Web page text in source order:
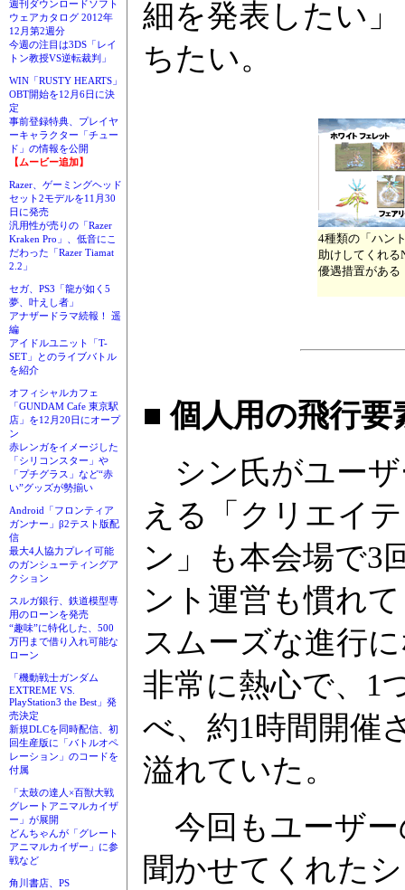
週刊ダウンロードソフト
ウェアカタログ 2012年
12月第2週分
今週の注目は3DS「レイ
トン教授VS逆転裁判」
WIN「RUSTY HEARTS」
OBT開始を12月6日に決
定
事前登録特典、プレイヤ
ーキャラクター「チュー
ド」の情報を公開
【ムービー追加】
Razer、ゲーミングヘッド
セット2モデルを11月30
日に発売
汎用性が売りの「Razer
Kraken Pro」、低音にこ
だわった「Razer Tiamat
2.2」
セガ、PS3「龍が如く5
夢、叶えし者」
アナザードラマ続報！ 遥
編
アイドルユニット「T-
SET」とのライブバトル
を紹介
オフィシャルカフェ
「GUNDAM Cafe 東京駅
店」を12月20日にオープ
ン
赤レンガをイメージした
「シリコンスター」や
「プチグラス」など“赤
い”グッズが勢揃い
Android「フロンティア
ガンナー」β2テスト版配
信
最大4人協力プレイ可能
のガンシューティングア
クション
スルガ銀行、鉄道模型専
用のローンを発売
“趣味”に特化した、500
万円まで借り入れ可能な
ローン
「機動戦士ガンダム
EXTREME VS.
PlayStation3 the Best」発
売決定
新規DLCを同時配信、初
回生産版に「バトルオペ
レーション」のコードを
付属
「太鼓の達人×百獣大戦
グレートアニマルカイザ
ー」が展開
どんちゃんが「グレート
アニマルカイザー」に参
戦など
角川書店、PS
細を発表したい
ちたい。
4種類の「ハン
助けしてくれる
優遇措置がある
■ 個人用の飛行
シン氏がユーザ
える「クリエイ
ン」も本会場で3
ント運営も慣れ
スムーズな進行
非常に熱心で、1
べ、約1時間開催
溢れていた。
今回もユーザー
聞かせてくれた